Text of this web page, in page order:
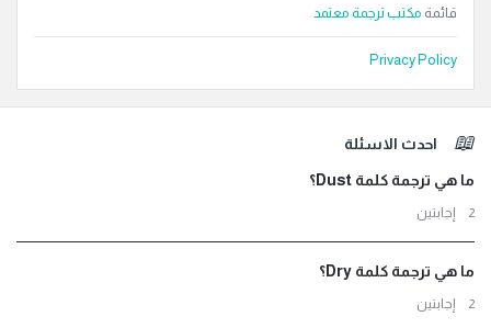
قائمة مكتب ترجمة معتمد
Privacy Policy
الفوتراحدث الاسئلة
ما هي ترجمة كلمة Dust؟
‫2 إجابتين
ما هي ترجمة كلمة Dry؟
‫2 إجابتين